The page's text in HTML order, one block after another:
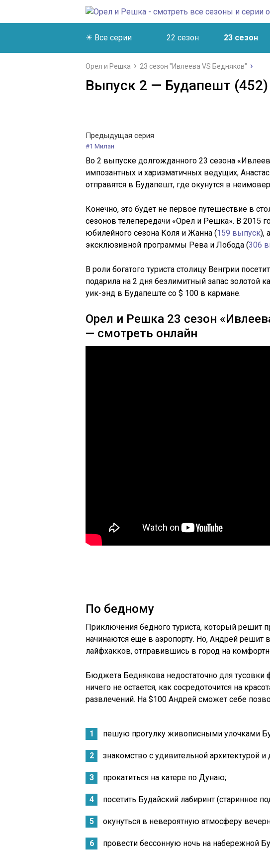
☀ Все серии 22 сезон 23 сезон
Орел и Решка 23 сезон "Ивлеева VS Бедняков"
Выпуск 2 — Будапешт (452)
Предыдущая серия
#1 Милан
Во 2 выпуске долгожданного 23 сезона
импозантных и харизматичных ведущих,
отправятся в Будапешт, где окунутся в
Конечно, это будет не первое путешествие в
сезонов телепередачи «Орел и Решка». В 2015
юбилейного сезона Коля и Жанна (159 выпуск),
эксклюзивной программы Рева и Лобода (306
В роли богатого туриста столицу Венгрии
подарила на 2 дня безлимитный запас золотой
уик-энд в Будапеште со $ 100 в кармане.
Орел и Решка 23 сезон
— смотреть онлайн
По бедному
Приключения бедного туриста, который решит
начинаются еще в аэропорту. Но, Андрей
лайфхакков, отправившись в город на
Бюджета Беднякова недостаточно для тусовки
ничего не остается, как сосредоточится на
развлечений. На $100 Андрей сможет себе
пешую прогулку живописными улочками
знакомство с удивительной архитектурой
прокатиться на катере по Дунаю;
посетить Будайский лабиринт (старинное
окунуться в невероятную атмосферу
провести бессонную ночь на набережной